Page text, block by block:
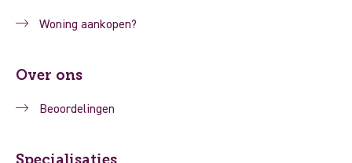
Woning aankopen?
Over ons
Beoordelingen